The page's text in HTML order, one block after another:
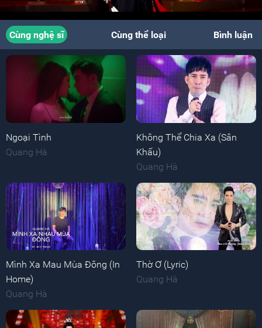
Cùng nghệ sĩ Cùng thể loại Bình luận
Ngoại Tình
Quang Hà
Không Thể Chia Xa (Sân
Khấu)
Quang Hà
Mình Xa Mau Mùa Đông (In
Home)
Quang Hà
Thờ Ơ (Lyric)
Quang Hà